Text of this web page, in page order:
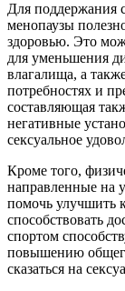
Для поддержания
менопаузы
здоровью. Это
для уменьшения
влагалища, а
потребностях и
составляющая
негативные
сексуальное
Кроме того,
направленные на
помочь улучшить
способствовать
спортом
повышению
сказаться на